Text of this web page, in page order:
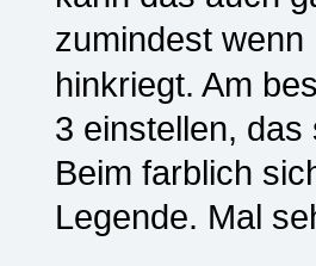
zumindest
hinkriegt. Am
3 einstellen,
Beim farblich
Legende. Mal